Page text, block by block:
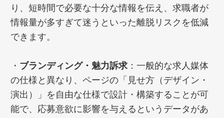
り、短時間で必要な十分な情報を伝え、求職者が
情報量が多すぎて迷うといった離脱リスクを低減
できます。
・ ブランディング・魅力訴求 ：一般的な求人媒体
の仕様と異なり、ページの「見せ方（デザイン・
演出）」を自由な仕様で設計・構築することが可
能で、応募意欲に影響を与えるというデータがあ